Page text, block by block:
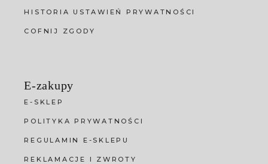
HISTORIA USTAWIEŃ PRYWATNOŚCI
COFNIJ ZGODY
E-zakupy
E-SKLEP
POLITYKA PRYWATNOŚCI
REGULAMIN E-SKLEPU
REKLAMACJE I ZWROTY